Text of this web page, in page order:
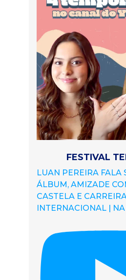
FESTIVAL
LUAN PEREIRA FALA
ÁLBUM, AMIZADE
CASTELA E
INTERNACIONAL |